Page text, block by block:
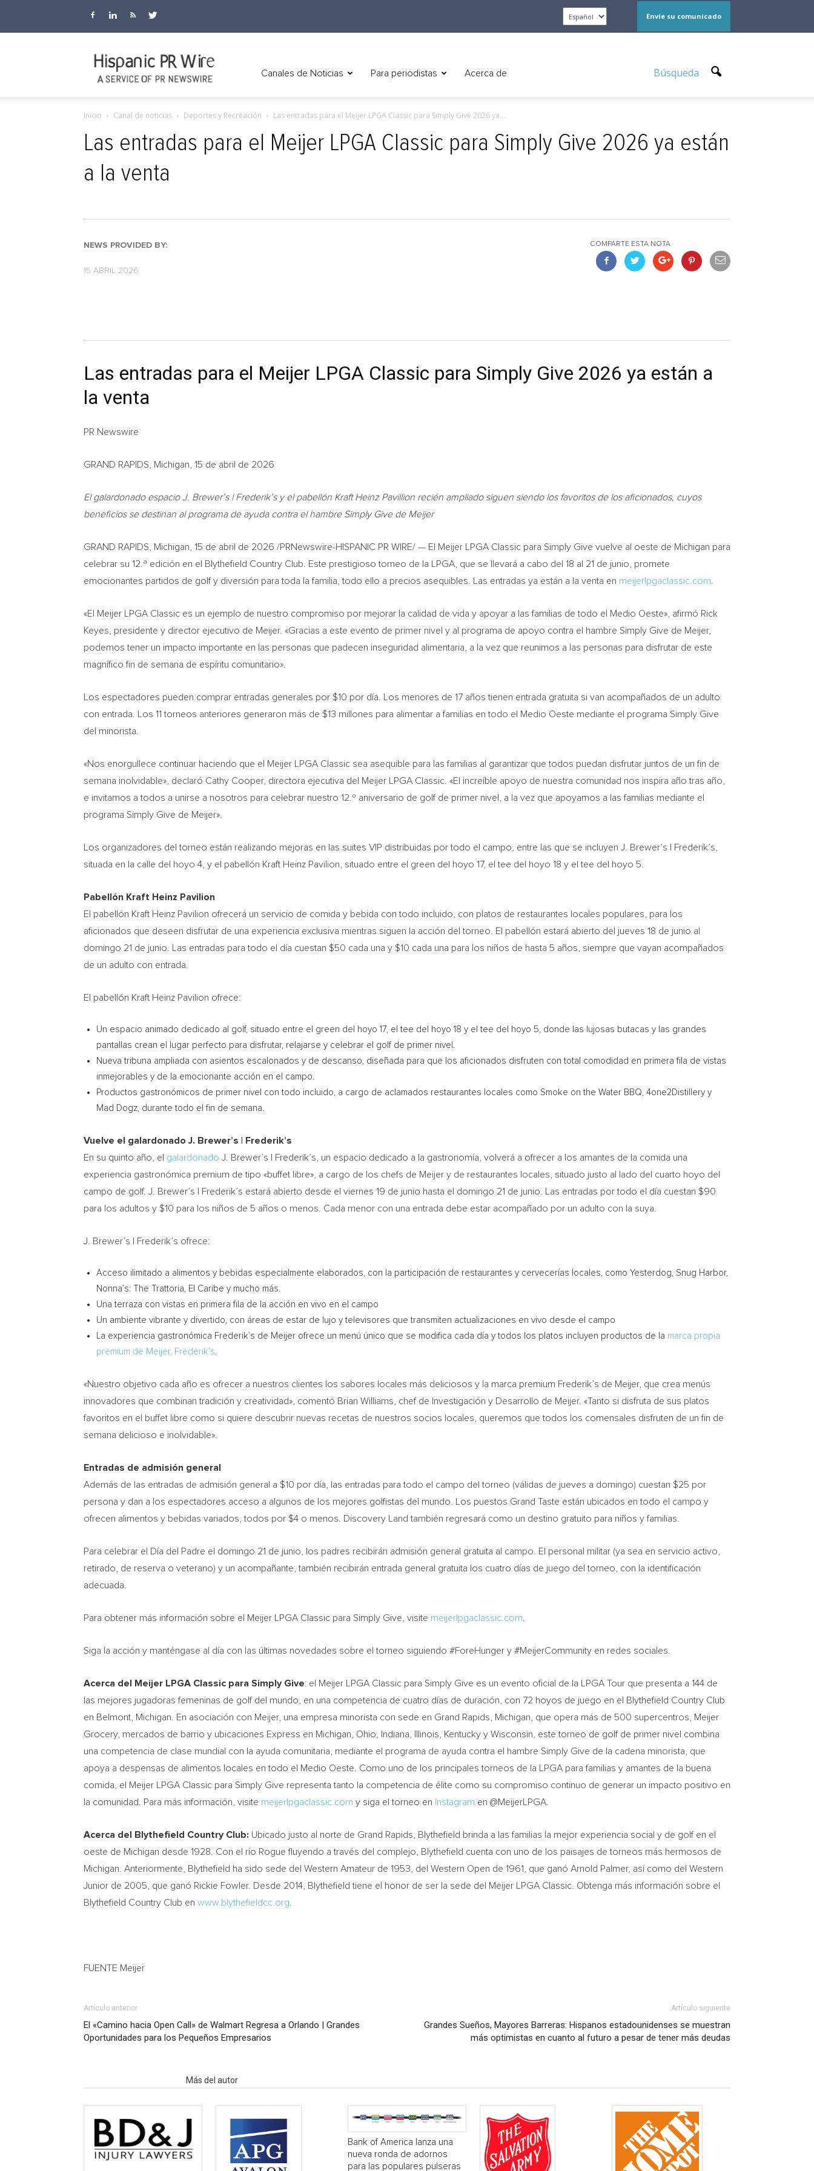
Envíe su comunicado
Canales de Noticias Para periodistas Acerca de Búsqueda
Inicio Canal de noticias Deportes y Recreación Las entradas para el Meijer LPGA Classic para Simply Give 2026 ya...
Las entradas para el Meijer LPGA Classic para Simply Give 2026 ya están
a la venta
NEWS PROVIDED BY:
15 ABRIL 2026
COMPARTE ESTA NOTA
Las entradas para el Meijer LPGA Classic para Simply Give 2026 ya están a
la venta
PR Newswire
GRAND RAPIDS, Michigan, 15 de abril de 2026
El galardonado espacio J. Brewer’s | Frederik’s y el pabellón Kraft Heinz Pavillion recién ampliado siguen siendo los favoritos de los aficionados, cuyos
beneficios se destinan al programa de ayuda contra el hambre Simply Give de Meijer
GRAND RAPIDS, Michigan 15 de abril de 2026 /PRNewswire-HISPANIC PR WIRE/ — El Meijer LPGA Classic para Simply Give vuelve al oeste de Michigan para
celebrar su 12.ª edición en el Blythefield Country Club. Este prestigioso torneo de la LPGA, que se llevará a cabo del 18 al 21 de junio, promete
emocionantes partidos de golf y diversión para toda la familia, todo ello a precios asequibles. Las entradas ya están a la venta en meijerlpgaclassic.com
«El Meijer LPGA Classic es un ejemplo de nuestro compromiso por mejorar la calidad de vida y apoyar a las familias de todo el Medio Oeste», afirmó Rick
Keyes, presidente y director ejecutivo de Meijer. «Gracias a este evento de primer nivel y al programa de apoyo contra el hambre Simply Give de Meijer,
podemos tener un impacto importante en las personas que padecen inseguridad alimentaria, a la vez que reunimos a las personas para disfrutar de este
magnífico fin de semana de espíritu comunitario».
Los espectadores pueden comprar entradas generales por $10 por día. Los menores de 17 años tienen entrada gratuita si van acompañados de un adulto
con entrada. Los 11 torneos anteriores generaron más de $13 millones para alimentar a familias en todo el Medio Oeste mediante el programa Simply Give
del minorista.
«Nos enorgullece continuar haciendo que el Meijer LPGA Classic sea asequible para las familias al garantizar que todos puedan disfrutar juntos de un fin de
semana inolvidable», declaró Cathy Cooper, directora ejecutiva del Meijer LPGA Classic. «El increíble apoyo de nuestra comunidad nos inspira año tras año,
e invitamos a todos a unirse a nosotros para celebrar nuestro 12.º aniversario de golf de primer nivel, a la vez que apoyamos a las familias mediante el
programa Simply Give de Meijer».
Los organizadores del torneo están realizando mejoras en las suites VIP distribuidas por todo el campo, entre las que se incluyen J. Brewer’s | Frederik’s,
situada en la calle del hoyo 4, y el pabellón Kraft Heinz Pavilion, situado entre el green del hoyo 17, el tee del hoyo 18 y el tee del hoyo 5.
Pabellón Kraft Heinz Pavilion
El pabellón Kraft Heinz Pavilion ofrecerá un servicio de comida y bebida con todo incluido, con platos de restaurantes locales populares, para los
aficionados que deseen disfrutar de una experiencia exclusiva mientras siguen la acción del torneo. El pabellón estará abierto del jueves 18 de junio al
domingo 21 de junio. Las entradas para todo el día cuestan $50 cada una y $10 cada una para los niños de hasta 5 años, siempre que vayan acompañados
de un adulto con entrada.
El pabellón Kraft Heinz Pavilion ofrece:
Un espacio animado dedicado al golf, situado entre el green del hoyo 17, el tee del hoyo 18 y el tee del hoyo 5, donde las lujosas butacas y las grandes
pantallas crean el lugar perfecto para disfrutar, relajarse y celebrar el golf de primer nivel.
Nueva tribuna ampliada con asientos escalonados y de descanso, diseñada para que los aficionados disfruten con total comodidad en primera fila de vistas
inmejorables y de la emocionante acción en el campo.
Productos gastronómicos de primer nivel con todo incluido, a cargo de aclamados restaurantes locales como Smoke on the Water BBQ, 4one2Distillery y
Mad Dogz, durante todo el fin de semana.
Vuelve el galardonado J. Brewer’s | Frederik’s
En su quinto año, el galardonado J. Brewer’s | Frederik’s, un espacio dedicado a la gastronomía, volverá a ofrecer a los amantes de la comida una
experiencia gastronómica premium de tipo «buffet libre», a cargo de los chefs de Meijer y de restaurantes locales, situado justo al lado del cuarto hoyo del
campo de golf. J. Brewer’s | Frederik’s estará abierto desde el viernes 19 de junio hasta el domingo 21 de junio. Las entradas por todo el día cuestan $90
para los adultos y $10 para los niños de 5 años o menos. Cada menor con una entrada debe estar acompañado por un adulto con la suya.
J. Brewer’s | Frederik’s ofrece:
Acceso ilimitado a alimentos y bebidas especialmente elaborados, con la participación de restaurantes y cervecerías locales, como Yesterdog, Snug Harbor,
Nonna’s: The Trattoria, El Caribe y mucho más.
Una terraza con vistas en primera fila de la acción en vivo en el campo
Un ambiente vibrante y divertido, con áreas de estar de lujo y televisores que transmiten actualizaciones en vivo desde el campo
La experiencia gastronómica Frederik’s de Meijer ofrece un menú único que se modifica cada día y todos los platos incluyen productos de la marca propia
premium de Meijer, Frederik’s.
«Nuestro objetivo cada año es ofrecer a nuestros clientes los sabores locales más deliciosos y la marca premium Frederik’s de Meijer, que crea menús
innovadores que combinan tradición y creatividad», comentó Brian Williams, chef de Investigación y Desarrollo de Meijer. «Tanto si disfruta de sus platos
favoritos en el buffet libre como si quiere descubrir nuevas recetas de nuestros socios locales, queremos que todos los comensales disfruten de un fin de
semana delicioso e inolvidable».
Entradas de admisión general
Además de las entradas de admisión general a $10 por día, las entradas para todo el campo del torneo (válidas de jueves a domingo) cuestan $25 por
persona y dan a los espectadores acceso a algunos de los mejores golfistas del mundo. Los puestos Grand Taste están ubicados en todo el campo y
ofrecen alimentos y bebidas variados, todos por $4 o menos. Discovery Land también regresará como un destino gratuito para niños y familias.
Para celebrar el Día del Padre el domingo 21 de junio, los padres recibirán admisión general gratuita al campo. El personal militar (ya sea en servicio activo,
retirado, de reserva o veterano) y un acompañante, también recibirán entrada general gratuita los cuatro días de juego del torneo, con la identificación
adecuada.
Para obtener más información sobre el Meijer LPGA Classic para Simply Give, visite meijerlpgaclassic.com
Siga la acción y manténgase al día con las últimas novedades sobre el torneo siguiendo #ForeHunger y #MeijerCommunity en redes sociales.
Acerca del Meijer LPGA Classic para Simply Give: el Meijer LPGA Classic para Simply Give es un evento oficial de la LPGA Tour que presenta a 144 de
las mejores jugadoras femeninas de golf del mundo, en una competencia de cuatro días de duración, con 72 hoyos de juego en el Blythefield Country Club
en Belmont, Michigan. En asociación con Meijer, una empresa minorista con sede en Grand Rapids, Michigan, que opera más de 500 supercentros, Meijer
Grocery, mercados de barrio y ubicaciones Express en Michigan, Ohio, Indiana, Illinois, Kentucky y Wisconsin, este torneo de golf de primer nivel combina
una competencia de clase mundial con la ayuda comunitaria, mediante el programa de ayuda contra el hambre Simply Give de la cadena minorista, que
apoya a despensas de alimentos locales en todo el Medio Oeste. Como uno de los principales torneos de la LPGA para familias y amantes de la buena
comida, el Meijer LPGA Classic para Simply Give representa tanto la competencia de élite como su compromiso continuo de generar un impacto positivo en
la comunidad. Para más información, visite meijerlpgaclassic.com y siga el torneo en Instagram en @MeijerLPGA.
Acerca del Blythefield Country Club: Ubicado justo al norte de Grand Rapids, Blythefield brinda a las familias la mejor experiencia social y de golf en el
oeste de Michigan desde 1928. Con el río Rogue fluyendo a través del complejo, Blythefield cuenta con uno de los paisajes de torneos más hermosos de
Michigan. Anteriormente, Blythefield ha sido sede del Western Amateur de 1953, del Western Open de 1961, que ganó Arnold Palmer, así como del Western
Junior de 2005, que ganó Rickie Fowler. Desde 2014, Blythefield tiene el honor de ser la sede del Meijer LPGA Classic. Obtenga más información sobre el
Blythefield Country Club en www.blythefieldcc.org
FUENTE Meijer
Artículo anterior
El «Camino hacia Open Call» de Walmart Regresa a Orlando | Grandes
Oportunidades para los Pequeños Empresarios
Artículo siguiente
Grandes Sueños, Mayores Barreras: Hispanos estadounidenses se muestran
más optimistas en cuanto al futuro a pesar de tener más deudas
Más del autor
Bank of America lanza una
nueva ronda de adornos
para las populares pulseras